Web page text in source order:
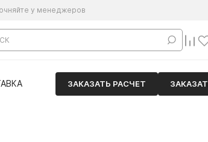
у менеджеров
ЗАКАЗАТЬ РАСЧЕТ